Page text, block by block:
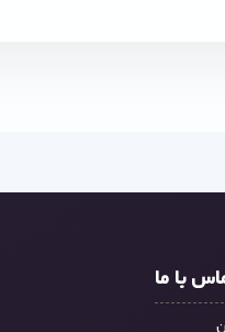
با ما